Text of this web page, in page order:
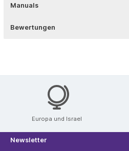
Manuals
Bewertungen
Europa und Israel
Newsletter